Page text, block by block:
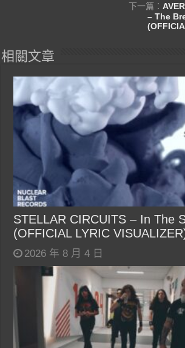
下一篇：
– The
相關文章
STELLAR CIRCUITS – In The
(OFFICIAL LYRIC
2026 年 8 月 4 日